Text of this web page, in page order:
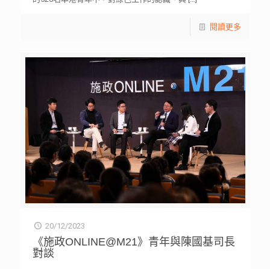
閱讀更多
20/12/2023
《施政ONLINE@M21》青年與陳國基司長
對談